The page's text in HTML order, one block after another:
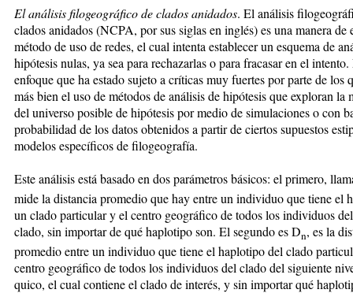
El análisis filogeográfico de clados anidados. El análisis
clados anidados (NCPA, por sus siglas en inglés) es una manera de
método de uso de redes, el cual intenta establecer un es­que­ma de
hipótesis nulas, ya sea para rechazarlas o para fracasar en el
enfoque que ha estado sujeto a críticas muy fuertes por parte de los
más bien el uso de mé­todos de análisis de hi­pó­te­sis que exploran la
del uni­ver­so posible de hi­pó­tesis por medio de si­mulaciones o con
probabilidad de los datos obtenidos a partir de ciertos supuestos
modelos específicos de filogeografía.
Este análisis está basado en dos parámetros básicos: el primero,
mide la distancia promedio que hay en­tre un individuo que tiene el
un clado par­ticular y el centro geográfico de todos los individuos
clado, sin importar de qué haplotipo son. El se­gun­do es Dn, es la
promedio entre un individuo que tie­ne el haplotipo del clado
centro geográ­fi­co de todos los individuos del clado del siguiente
quico, el cual contiene el clado de interés, y sin importar qué